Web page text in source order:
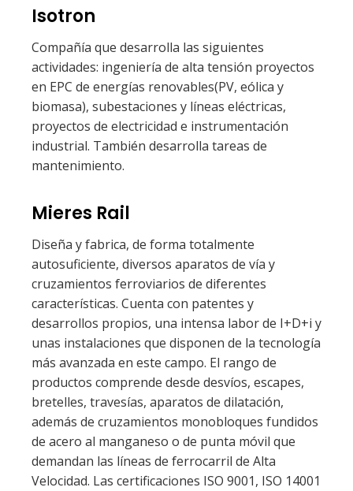
Isotron
Compañía que desarrolla las siguientes
actividades: ingeniería de alta tensión proyectos
en EPC de energías renovables(PV, eólica y
biomasa), subestaciones y líneas eléctricas,
proyectos de electricidad e instrumentación
industrial. También desarrolla tareas de
mantenimiento.
Mieres Rail
Diseña y fabrica, de forma totalmente
autosuficiente, diversos aparatos de vía y
cruzamientos ferroviarios de diferentes
características. Cuenta con patentes y
desarrollos propios, una intensa labor de I+D+i y
unas instalaciones que disponen de la tecnología
más avanzada en este campo. El rango de
productos comprende desde desvíos, escapes,
bretelles, travesías, aparatos de dilatación,
además de cruzamientos monobloques fundidos
de acero al manganeso o de punta móvil que
demandan las líneas de ferrocarril de Alta
Velocidad. Las certificaciones ISO 9001, ISO 14001